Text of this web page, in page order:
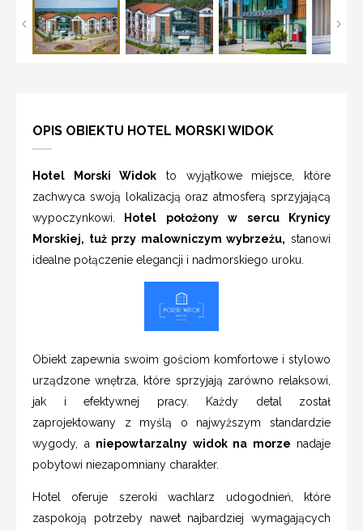
OPIS OBIEKTU HOTEL MORSKI WIDOK
Hotel Morski Widok to wyjątkowe miejsce, które
zachwyca swoją lokalizacją oraz atmosferą sprzyjającą
wypoczynkowi.
Hotel położony w sercu Krynicy
Morskiej, tuż przy malowniczym wybrzeżu, stanowi
idealne połączenie elegancji i nadmorskiego uroku.
Obiekt zapewnia swoim gościom komfortowe i stylowo
urządzone wnętrza, które sprzyjają zarówno relaksowi,
jak i efektywnej pracy. Każdy detal został
zaprojektowany z myślą o najwyższym standardzie
wygody, a niepowtarzalny widok na morze nadaje
pobytowi niezapomniany charakter.
Hotel oferuje szeroki wachlarz udogodnień, które
zaspokoją potrzeby nawet najbardziej wymagających